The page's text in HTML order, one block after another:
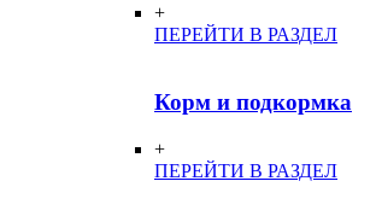
+
ПЕРЕЙТИ В РАЗДЕЛ
Корм и подкормка
+
ПЕРЕЙТИ В РАЗДЕЛ